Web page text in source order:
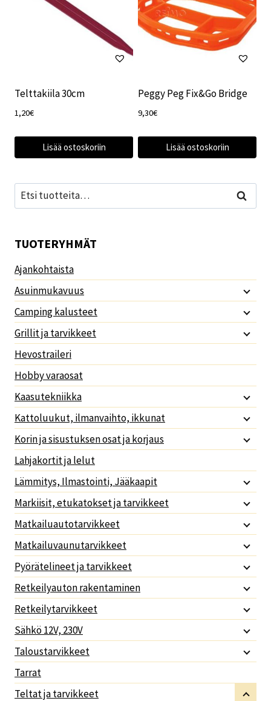
Telttakiila 30cm
1,20€
Lisää ostoskoriin
Peggy Peg Fix&Go Bridge
9,30€
Lisää ostoskoriin
Etsi: Haku
TUOTERYHMÄT
Ajankohtaista
Asuinmukavuus
Camping kalusteet
Grillit ja tarvikkeet
Hevostraileri
Hobby varaosat
Kaasutekniikka
Kattoluukut, ilmanvaihto, ikkunat
Korin ja sisustuksen osat ja korjaus
Lahjakortit ja lelut
Lämmitys, Ilmastointi, Jääkaapit
Markiisit, etukatokset ja tarvikkeet
Matkailuautotarvikkeet
Matkailuvaunutarvikkeet
Pyörätelineet ja tarvikkeet
Retkeilyauton rakentaminen
Retkeilytarvikkeet
Sähkö 12V, 230V
Taloustarvikkeet
Tarrat
Teltat ja tarvikkeet